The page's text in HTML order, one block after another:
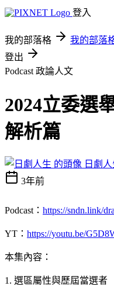
登入
我的部落格 我的部落
登出
Podcast 政論人文
2024立委選
解析篇
日劇
3年前
Podcast： https://sndn.link/
YT： https://youtu.be/
本集內容：
1. 選區屬性與歷屆當選者